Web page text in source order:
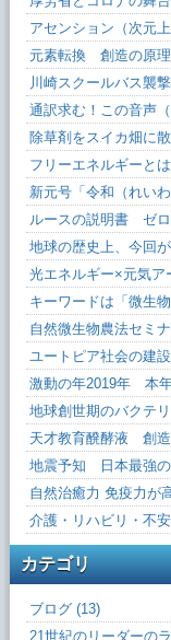
元素転換 創造の原
川崎スクールバス襲
除草剤をスイカ畑に
ルースの説明書 ゼロ
地球の歴史上、今回
地球創世期のバクテ
天才教育醗酵液 創造
地震予知 日本最強
自然治癒力 免疫力が
介護・リハビリ・不
カテゴリ
ブログ (13)
21世紀のリーダー